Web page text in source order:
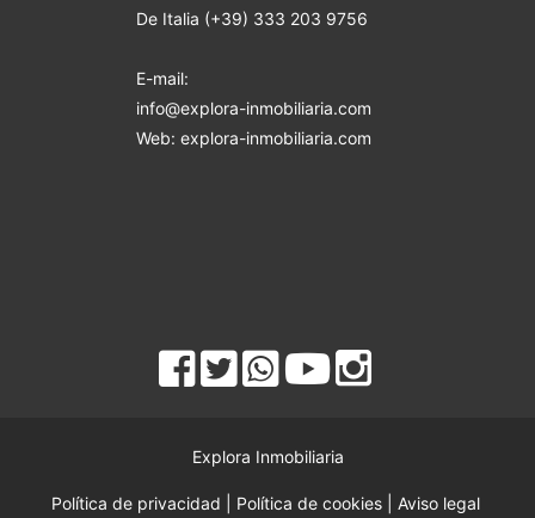
De Italia (+39) 333 203 9756
E-mail:
info@explora-inmobiliaria.com
Web: explora-inmobiliaria.com
Explora Inmobiliaria
Política de privacidad Política de cookies| Aviso legal